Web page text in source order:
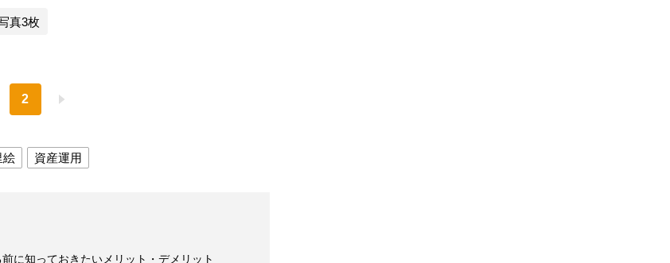
真3枚
2
絵 資産運用
に知っておきたいメリット・デメリット